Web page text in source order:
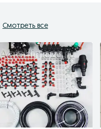
Смотреть все